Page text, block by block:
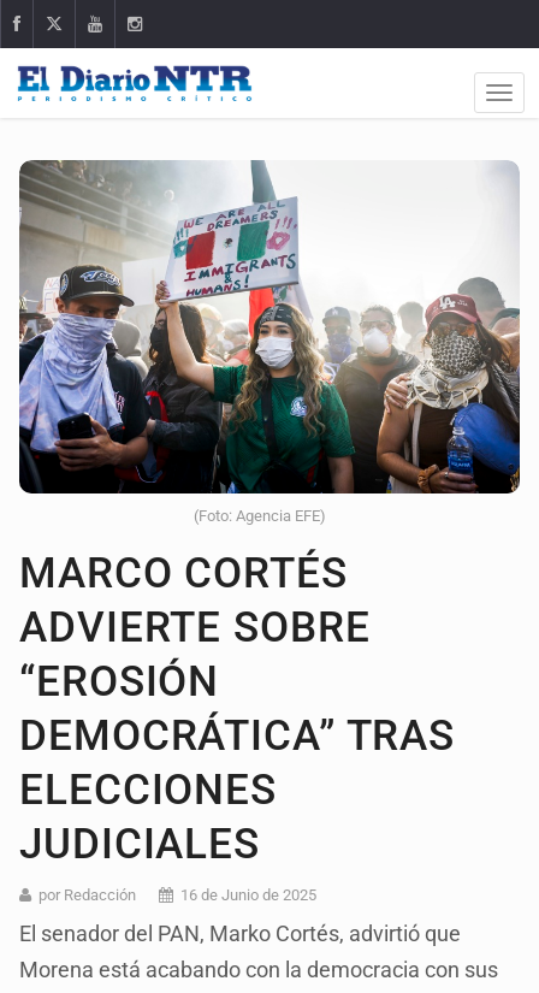
(Foto: Agencia EFE)
MARCO CORTÉS
ADVIERTE SOBRE
“EROSIÓN
DEMOCRÁTICA” TRAS
ELECCIONES
JUDICIALES
por Redacción 16 de Junio de 2025
El senador del PAN, Marko Cortés, advirtió que
Morena está acabando con la democracia con sus